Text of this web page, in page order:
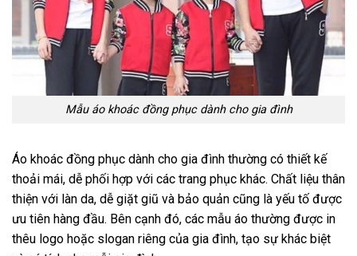
Mẫu áo khoác đồng phục dành cho gia đình
Áo khoác đồng phục dành cho gia đình thường có thiết kế
thoải mái, dễ phối hợp với các trang phục khác. Chất liệu thân
thiện với làn da, dễ giặt giũ và bảo quản cũng là yếu tố được
ưu tiên hàng đầu. Bên cạnh đó, các mẫu áo thường được in
thêu logo hoặc slogan riêng của gia đình, tạo sự khác biệt